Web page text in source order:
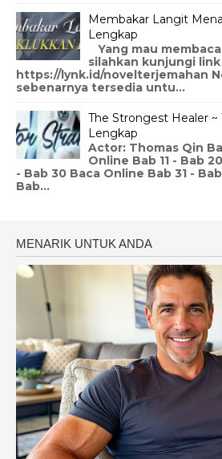
Membakar Langit
Lengkap
Yang mau
silahkan kunjungi
https://lynk.id/novelterjemahan
sebenarnya tersedia untu...
The Strongest Healer ~
Lengkap
Actor: Thomas Qin
Online Bab 11 - Bab
- Bab 30 Baca Online Bab 31 -
Bab...